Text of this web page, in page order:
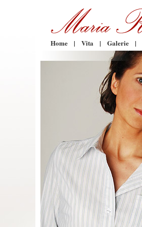
Home | Vita | Galerie |